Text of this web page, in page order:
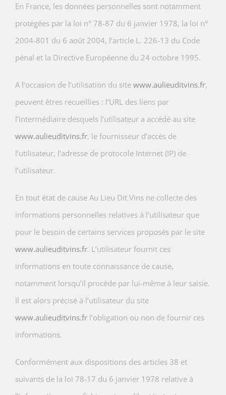
En France, les données personnelles sont notamment
protégées par la loi n° 78-87 du 6 janvier 1978, la loi n°
2004-801 du 6 août 2004, l’article L. 226-13 du Code
pénal et la Directive Européenne du 24 octobre 1995.
A l’occasion de l’utilisation du site www.aulieuditvins.fr,
peuvent êtres recueillies : l’URL des liens par
l’intermédiaire desquels l’utilisateur a accédé au site
www.aulieuditvins.fr, le fournisseur d’accès de
l’utilisateur, l’adresse de protocole Internet (IP) de
l’utilisateur.
En tout état de cause Au Lieu Dit Vins ne collecte des
informations personnelles relatives à l’utilisateur que
pour le besoin de certains services proposés par le site
www.aulieuditvins.fr. L’utilisateur fournit ces
informations en toute connaissance de cause,
notamment lorsqu’il procède par lui-même à leur saisie.
Il est alors précisé à l’utilisateur du site
www.aulieuditvins.fr l’obligation ou non de fournir ces
informations.
Conformément aux dispositions des articles 38 et
suivants de la loi 78-17 du 6 janvier 1978 relative à